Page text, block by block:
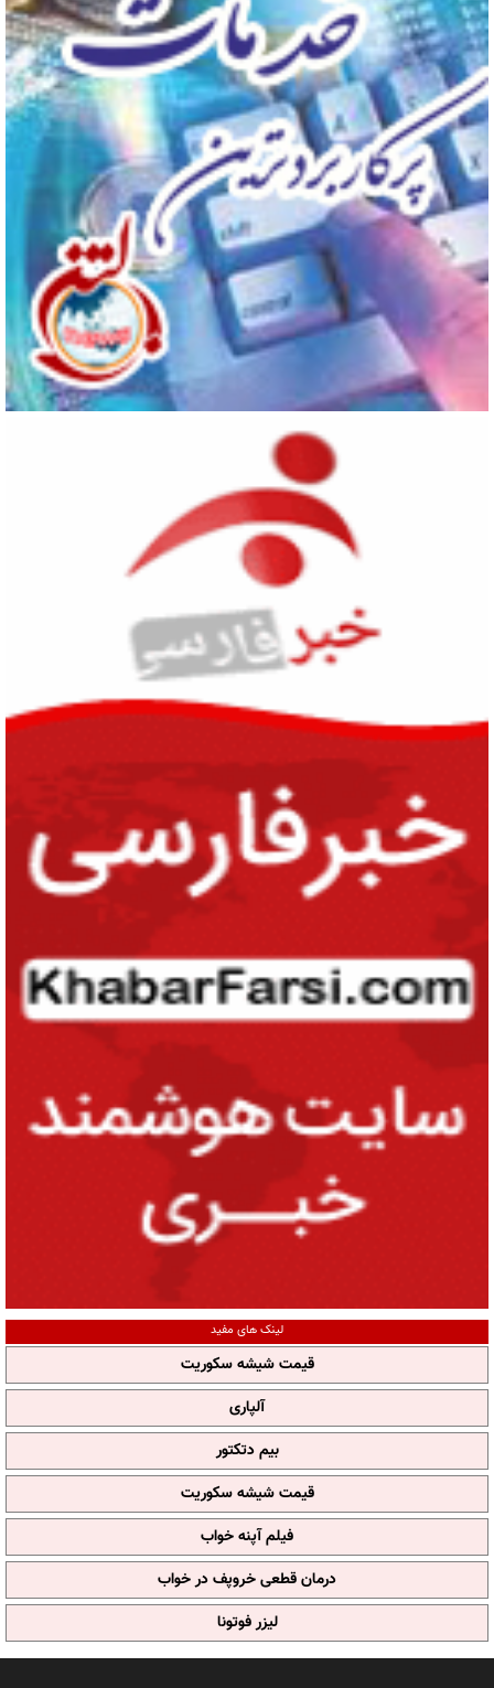
لینک های مفید
قیمت شیشه سکوریت
آلپاری
بیم دتکتور
قیمت شیشه سکوریت
فیلم آپنه خواب
درمان قطعی خروپف در خواب
لیزر فوتونا